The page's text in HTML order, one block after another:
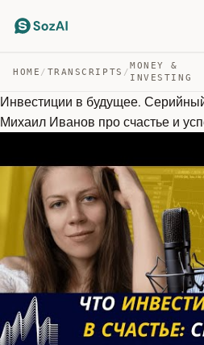
HOME / TRANSCRIPTS /
MONEY &
INVESTING
Инвестиции в будущее.
Михаил Иванов про счастье и